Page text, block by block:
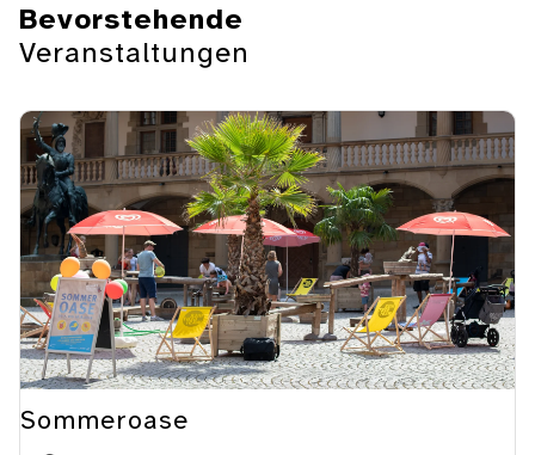
Bevorstehende
Veranstaltungen
Sommeroase